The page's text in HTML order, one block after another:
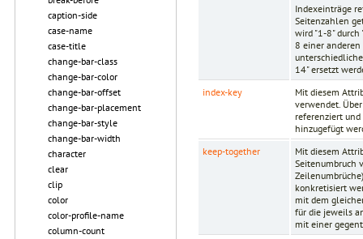
caption-side
case-name
case-title
change-bar-class
change-bar-color
change-bar-offset
change-bar-placement
change-bar-style
change-bar-width
character
clear
clip
color
color-profile-name
column-count
Indexeinträge
Seitenzahlen
wird "1-8"
8 einer
14" ersetzt
index-key
Mit diesem
verwendet.
referenziert
hinzugefügt
keep-together
Mit diesem
Seitenumbruch
konkretisiert
mit dem
für die jeweils
mit einer